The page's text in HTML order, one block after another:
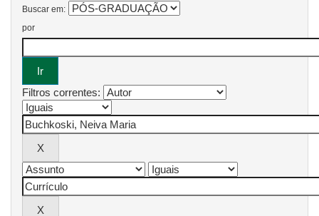
Buscar em:
por
Filtros correntes: